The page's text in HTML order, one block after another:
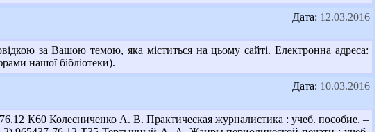
Дата: 12.03.2016
за Вашою темою, яка міститься на цьому сайті. Електронна адреса:
нашої бібліотеки).
Дата: 10.03.2016
К60 Колесниченко А. В. Практическая журналистика : учеб. пособие. –